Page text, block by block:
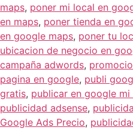
maps, poner mi local en
en maps, poner tienda en
en google maps, poner tu
ubicacion de negocio en
campaña adwords,
pagina en google, publi
gratis, publicar en google mi
publicidad adsense,
Google Ads Precio,